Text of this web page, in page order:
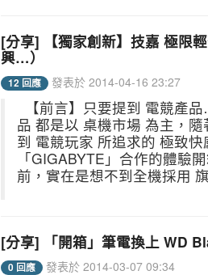
[分享] 【獨家創新】技嘉 極限
興…）
12 回應 發表於 2014-04-16 23:27
【前言】只要提到 電競產
品 都是以 桌機市場 為主，
到 電競玩家 所追求的 極致
「GIGABYTE」合作的體驗
前，實在是想不到全機採用
[分享] 「開箱」筆電換上 WD
0 回應 發表於 2014-03-07 09:34